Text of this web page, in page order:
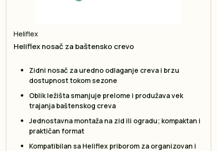
Heliflex
Heliflex nosač za baštensko crevo
Zidni nosač za uredno odlaganje creva i brzu
dostupnost tokom sezone
Oblik ležišta smanjuje prelome i produžava vek
trajanja baštenskog creva
Jednostavna montaža na zid ili ogradu; kompaktan i
praktičan format
Kompatibilan sa Heliflex priborom za organizovan i